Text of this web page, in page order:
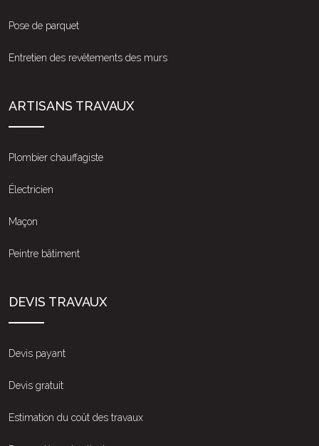
Pose de parquet
Entretien des revêtements des murs
ARTISANS TRAVAUX
Plombier chauffagiste
Électricien
Maçon
Peintre bâtiment
DEVIS TRAVAUX
Devis payant
Devis gratuit
Estimation du coût des travaux